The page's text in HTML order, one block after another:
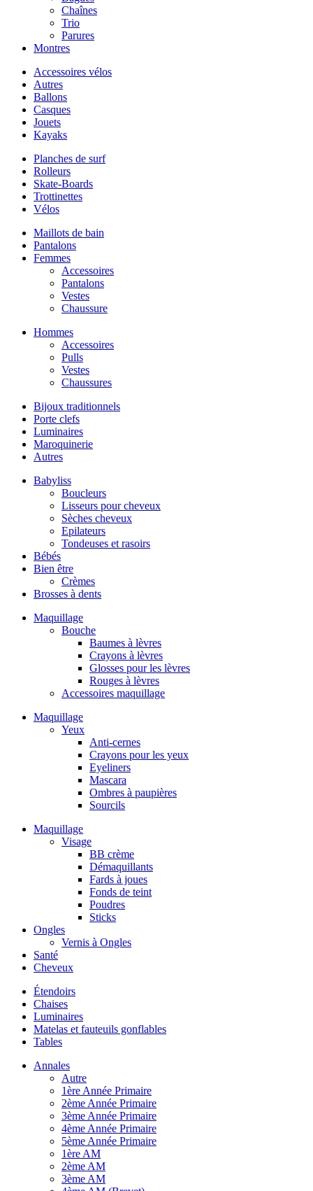
Chaînes
Trio
Parures
Montres
Accessoires vélos
Autres
Ballons
Casques
Jouets
Kayaks
Planches de surf
Rolleurs
Skate-Boards
Trottinettes
Vélos
Maillots de bain
Pantalons
Femmes
Accessoires
Pantalons
Vestes
Chaussure
Hommes
Accessoires
Pulls
Vestes
Chaussures
Bijoux traditionnels
Porte clefs
Luminaires
Maroquinerie
Autres
Babyliss
Boucleurs
Lisseurs pour cheveux
Sèches cheveux
Epilateurs
Tondeuses et rasoirs
Bébés
Bien être
Crèmes
Brosses à dents
Maquillage
Bouche
Baumes à lèvres
Crayons à lèvres
Glosses pour les lèvres
Rouges à lèvres
Accessoires maquillage
Maquillage
Yeux
Anti-cernes
Crayons pour les yeux
Eyeliners
Mascara
Ombres à paupières
Sourcils
Maquillage
Visage
BB crème
Démaquillants
Fards à joues
Fonds de teint
Poudres
Sticks
Ongles
Vernis à Ongles
Santé
Cheveux
Étendoirs
Chaises
Luminaires
Matelas et fauteuils gonflables
Tables
Annales
Autre
1ère Année Primaire
2ème Année Primaire
3ème Année Primaire
4ème Année Primaire
5ème Année Primaire
1ère AM
2ème AM
3ème AM